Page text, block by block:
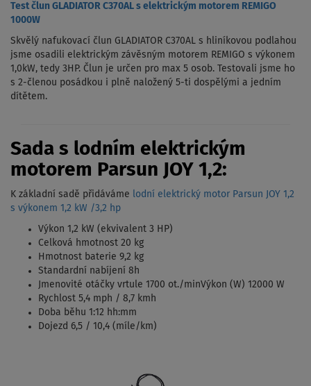
Test člun GLADIATOR C370AL s elektrickým motorem REMIGO
1000W
Skvělý nafukovací člun GLADIATOR C370AL s hliníkovou podlahou
jsme osadili elektrickým závěsným motorem REMIGO s výkonem
1,0kW, tedy 3HP. Člun je určen pro max 5 osob. Testovali jsme ho
s 2-členou posádkou i plně naložený 5-ti dospělými a jedním
dítětem.
Sada s lodním elektrickým
motorem Parsun JOY 1,2:
K základní sadě přidáváme
lodní elektrický motor Parsun JOY 1,2
s výkonem 1,2 kW /3,2 hp
Výkon 1,2 kW (ekvivalent 3 HP)
Celková hmotnost 20 kg
Hmotnost baterie 9,2 kg
Standardní nabíjení 8h
Jmenovité otáčky vrtule 1700 ot./minVýkon (W) 12000 W
Rychlost 5,4 mph / 8,7 kmh
Doba běhu 1:12 hh:mm
Dojezd 6,5 / 10,4 (míle/km)